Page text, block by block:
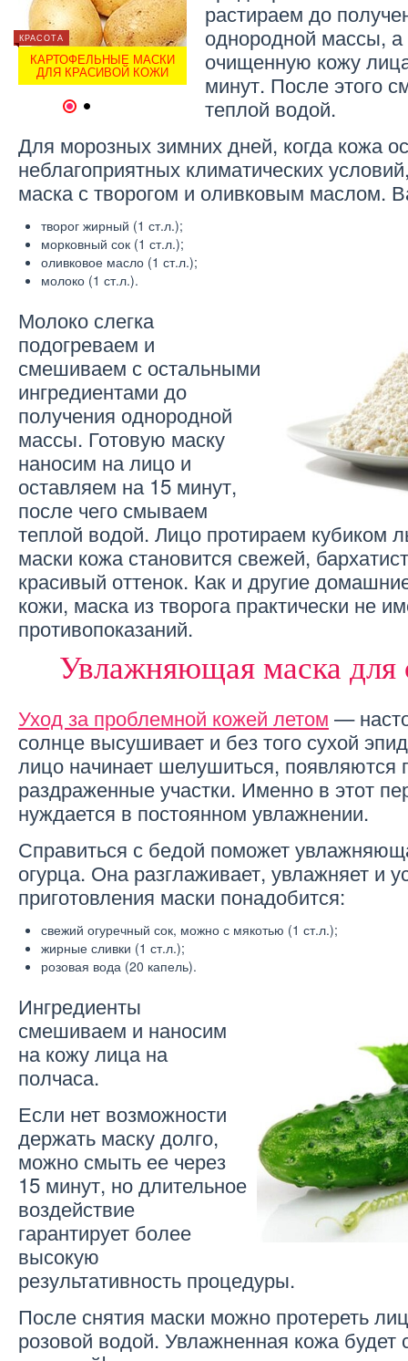
КРАСОТА
КАРТОФЕЛЬНЫЕ МАСКИ
ДЛЯ КРАСИВОЙ КОЖИ
КРАСОТА
ЭФФЕКТИВНЫЕ МАСКИ ДЛЯ
ЛИЦА
растираем до
однородной массы,
очищенную кожу
минут. После этого
теплой водой.
Для морозных зимних дней, когда кожа
неблагоприятных климатических
маска с творогом и оливковым маслом.
творог жирный (1 ст.л.);
морковный сок (1 ст.л.);
оливковое масло (1 ст.л.);
молоко (1 ст.л.).
Молоко слегка
подогреваем и
смешиваем с остальными
ингредиентами до
получения однородной
массы. Готовую маску
наносим на лицо и
оставляем на 15 минут,
после чего смываем
теплой водой. Лицо протираем кубиком
маски кожа становится свежей,
красивый оттенок. Как и другие
кожи, маска из творога практически не
противопоказаний.
Увлажняющая маска для
Уход за проблемной кожей летом —
солнце высушивает и без того сухой
лицо начинает шелушиться, появляются
раздраженные участки. Именно в этот
нуждается в постоянном увлажнении.
Справиться с бедой поможет
огурца. Она разглаживает, увлажняет и
приготовления маски понадобится:
свежий огуречный сок, можно с мякотью (1 ст.л.);
жирные сливки (1 ст.л.);
розовая вода (20 капель).
Ингредиенты
смешиваем и наносим
на кожу лица на
полчаса.
Если нет возможности
держать маску долго,
можно смыть ее через
15 минут, но длительное
воздействие
гарантирует более
высокую
результативность процедуры.
После снятия маски можно протереть
розовой водой. Увлажненная кожа будет